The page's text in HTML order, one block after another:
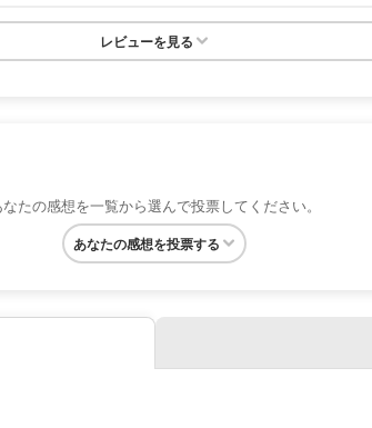
レビューを見る
なたの感想を一覧から選んで投票してください。
あなたの感想を投票する